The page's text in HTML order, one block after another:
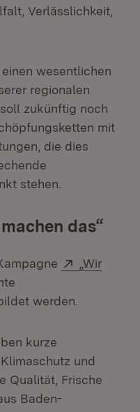
Verlässlichkeit,
wesentlichen
regionalen
zukünftig noch
mit
die dies
stehen.
das“
Extern:
„Wir
Fenster)
werden.
kurze
und
Qualität, Frische
Baden-